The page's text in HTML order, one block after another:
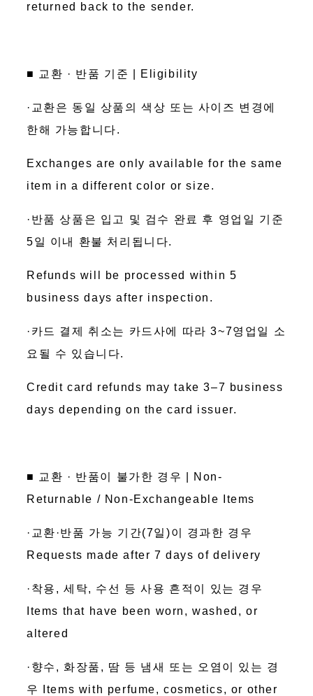
returned back to the sender.
■ 교환 · 반품 기준 | Eligibility
·교환은 동일 상품의 색상 또는 사이즈 변경에
한해 가능합니다.
Exchanges are only available for the same
item in a different color or size.
·반품 상품은 입고 및 검수 완료 후 영업일 기준
5일 이내 환불 처리됩니다.
Refunds will be processed within 5
business days after inspection.
·카드 결제 취소는 카드사에 따라 3~7영업일 소
요될 수 있습니다.
Credit card refunds may take 3–7 business
days depending on the card issuer.
■ 교환 · 반품이 불가한 경우 | Non-
Returnable / Non-Exchangeable Items
·교환·반품 가능 기간(7일)이 경과한 경우
Requests made after 7 days of delivery
·착용, 세탁, 수선 등 사용 흔적이 있는 경우
Items that have been worn, washed, or
altered
·향수, 화장품, 땀 등 냄새 또는 오염이 있는 경
우 Items with perfume, cosmetics, or other